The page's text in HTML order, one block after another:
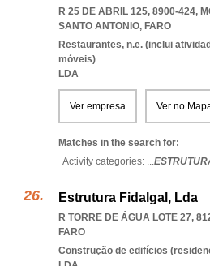
R 25 DE ABRIL 125, 8900-424,
SANTO ANTONIO, FARO
Restaurantes, n.e. (inclui
móveis)
LDA
Ver empresa Ver no
Matches in the search for:
Activity categories: ...
Estrutura Fidalgal, Lda
R TORRE DE ÁGUA LOTE 27,
FARO
Construção de edifícios